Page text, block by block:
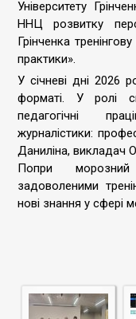
Університету
ННЦ розвитку
Грінченка
практики».
У січневі дні 2026
форматі. У ролі
педагогічні
журналістики:
Даниліна, викладач
Попри
задоволеними
нові знання у сфері